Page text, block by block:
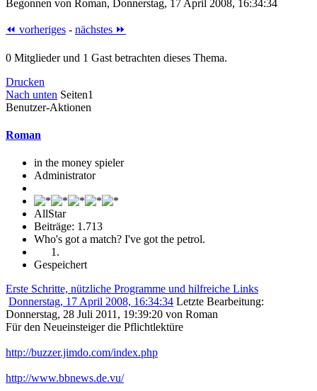
Begonnen von Roman, Donnerstag, 17 April 2008, 16:34:34
⏪ vorheriges - nächstes ⏩
0 Mitglieder und 1 Gast betrachten dieses Thema.
Drucken
Nach unten Seiten1
Benutzer-Aktionen
Roman
in the money spieler
Administrator
AllStar
Beiträge: 1.713
Who's got a match? I've got the petrol.
Gespeichert
Erste Schritte, nützliche Programme und hilfreiche Links
Donnerstag, 17 April 2008, 16:34:34 Letzte Bearbeitung:
Donnerstag, 28 Juli 2011, 19:39:20 von Roman
Für den Neueinsteiger die Pflichtlektüre
http://buzzer.jimdo.com/index.php
http://www.bbnews.de.vu/